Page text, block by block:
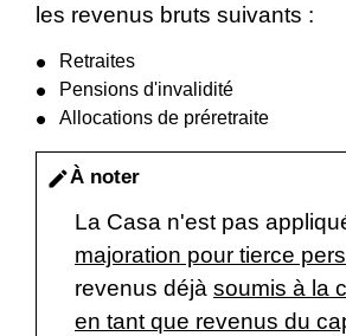
les revenus bruts suivants :
Retraites
Pensions d'invalidité
Allocations de préretraite
editÀ noter
La Casa n'est pas
majoration pour tierce
revenus déjà soumis à la
en tant que revenus du